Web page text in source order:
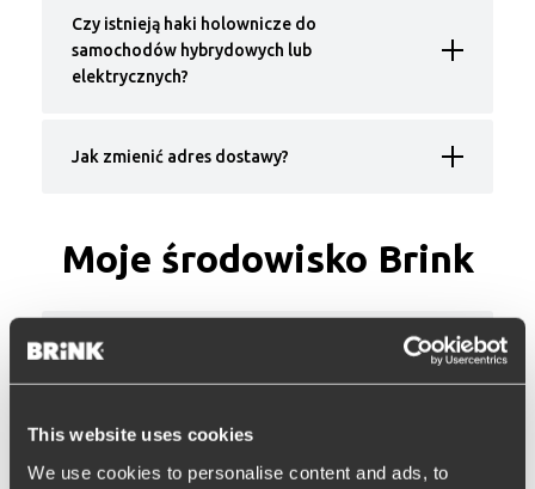
This website uses cookies
We use cookies to personalise content and ads, to
Czy istnieją haki holownicze do
samochodów hybrydowych lub
elektrycznych?
Jak zmienić adres dostawy?
Moje środowisko Brink
Zgubiłem dane logowania do mojego konta,